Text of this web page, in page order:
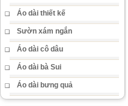
Áo dài thiết kế
Sườn xám ngắn
Áo dài cô dâu
Áo dài bà Sui
Áo dài bưng quả